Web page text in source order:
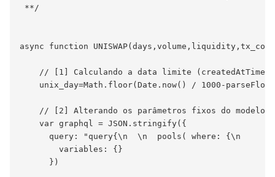
**/
async function
// [1] Calculando a data limite
unix_day=Math.floor(Date.now() / 1000-
// [2] Alterando os parâmetros fixos do modelo
    var graphql = JSON.stringify({
query: "query{\n  \n  pools( where: {\n      volumeUSD_gte:"+String(volume)+"\n
        variables: {}
      })